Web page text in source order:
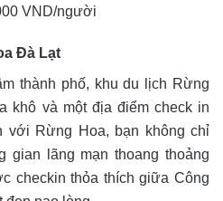
VND/người
Đà Lạt
thành phố, khu du lịch Rừng
khô và một địa điểm check in
Rừng Hoa, bạn không chỉ
gian lãng mạn thoang thoảng
checkin thỏa thích giữa Công